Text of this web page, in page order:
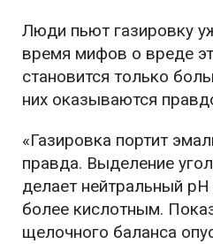
Люди пьют газировку
время мифов о вреде
становится только
них оказываются
«Газировка портит
правда. Выделение
делает нейтральный
более кислотным.
щелочного баланса